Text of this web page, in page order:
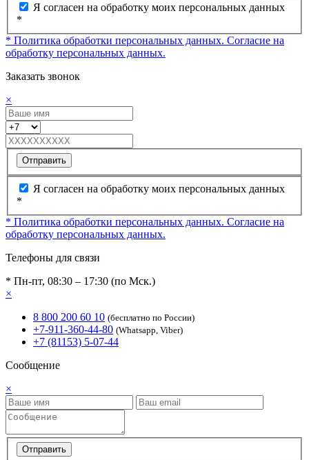
Я согласен на обработку моих персональных данных
*
* Политика обработки персональных данных. Согласие на
обработку персональных данных.
Заказать звонок
×
Отправить
Я согласен на обработку моих персональных данных
*
* Политика обработки персональных данных. Согласие на
обработку персональных данных.
Телефоны для связи
* Пн-пт, 08:30 – 17:30 (по Мск.)
×
8 800 200 60 10 (бесплатно по России)
+7-911-360-44-80 (Whatsapp, Viber)
+7 (81153) 5-07-44
Сообщение
×
Отправить